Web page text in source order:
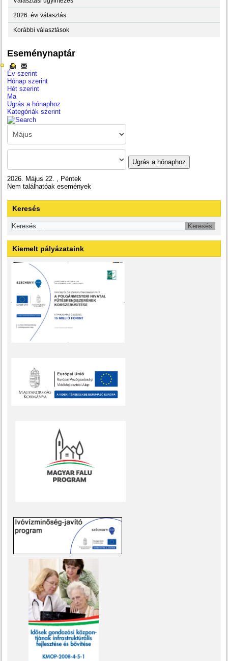
2026. évi választás
Korábbi választások
Eseménynaptár
Év szerint
Hónap szerint
Hét szerint
Ma
Ugrás a hónaphoz
Kategóriák szerint
Ugrás a hónaphoz
2026. Május 22. , Péntek
Nem találhatóak események
Keresés
Kiemelt pályázataink